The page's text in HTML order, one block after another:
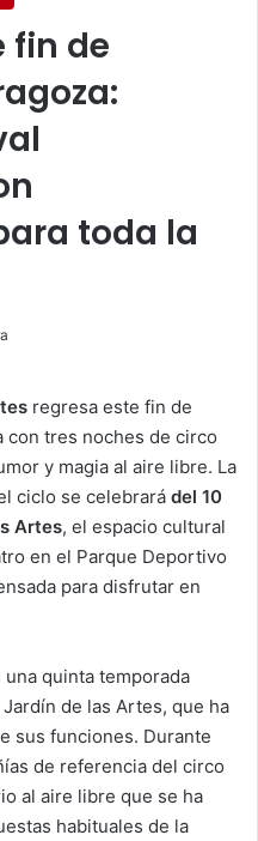
fin de
toda la
regresa este fin de
con tres noches de circo
y magia al aire libre. La
ciclo se celebrará del 10
Artes, el espacio cultural
en el Parque Deportivo
para disfrutar en
una quinta temporada
de las Artes, que ha
sus funciones. Durante
de referencia del circo
al aire libre que se ha
habituales de la